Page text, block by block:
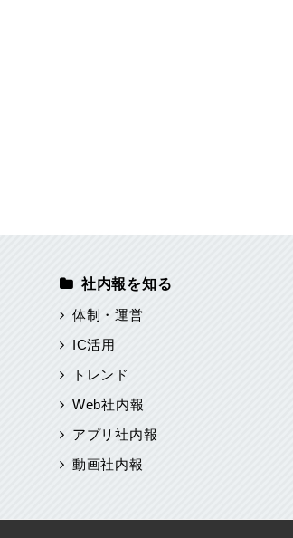
社内報を知る
体制・運営
IC活用
トレンド
Web社内報
アプリ社内報
動画社内報